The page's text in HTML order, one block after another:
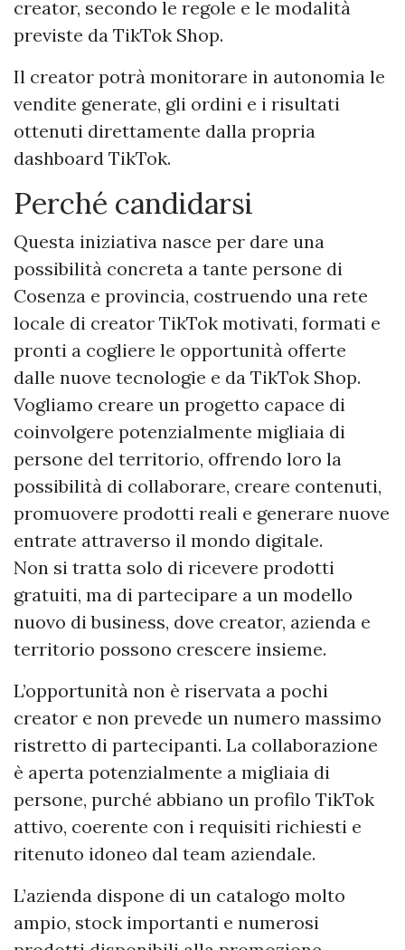
creator, secondo le regole e le modalità
previste da TikTok Shop.
Il creator potrà monitorare in autonomia le
vendite generate, gli ordini e i risultati
ottenuti direttamente dalla propria
dashboard TikTok.
Perché candidarsi
Questa iniziativa nasce per dare una
possibilità concreta a tante persone di
Cosenza e provincia, costruendo una rete
locale di creator TikTok motivati, formati e
pronti a cogliere le opportunità offerte
dalle nuove tecnologie e da TikTok Shop.
Vogliamo creare un progetto capace di
coinvolgere potenzialmente migliaia di
persone del territorio, offrendo loro la
possibilità di collaborare, creare contenuti,
promuovere prodotti reali e generare nuove
entrate attraverso il mondo digitale.
Non si tratta solo di ricevere prodotti
gratuiti, ma di partecipare a un modello
nuovo di business, dove creator, azienda e
territorio possono crescere insieme.
L’opportunità non è riservata a pochi
creator e non prevede un numero massimo
ristretto di partecipanti. La collaborazione
è aperta potenzialmente a migliaia di
persone, purché abbiano un profilo TikTok
attivo, coerente con i requisiti richiesti e
ritenuto idoneo dal team aziendale.
L’azienda dispone di un catalogo molto
ampio, stock importanti e numerosi